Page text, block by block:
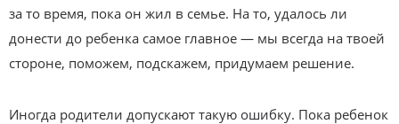
за то время, пока он жил в семье. На то, удалось ли
донести до ребенка самое главное — мы всегда на твоей
стороне, поможем, подскажем, придумаем решение.
Иногда родители допускают такую ошибку. Пока ребенок